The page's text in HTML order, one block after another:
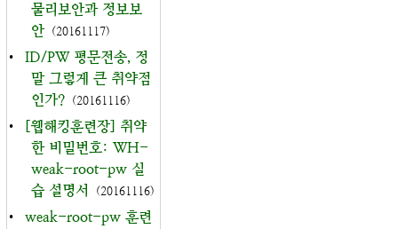
물리보안과 정보보
안 (20161117)
•
ID/PW 평문전송, 정
말 그렇게 큰 취약점
인가? (20161116)
•
[웹해킹훈련장] 취약
한 비밀번호: WH-
weak-root-pw 실
습 설명서
(20161116)
•
weak-root-pw 훈련